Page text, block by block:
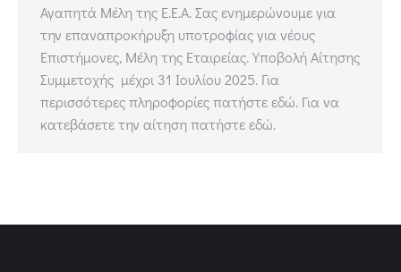
Αγαπητά Μέλη της Ε.Ε.Α. Σας ενημερώνουμε για
την επαναπροκήρυξη υποτροφίας για νέους
Επιστήμονες, Μέλη της Εταιρείας. Υποβολή Αίτησης
Συμμετοχής μέχρι 31 Ιουλίου 2025. Για
περισσότερες πληροφορίες πατήστε εδώ. Για να
κατεβάσετε την αίτηση πατήστε εδώ.